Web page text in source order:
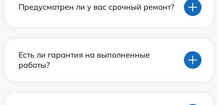
Предусмотрен ли у вас срочный ремонт?
Есть ли гарантия на выполненные
работы?